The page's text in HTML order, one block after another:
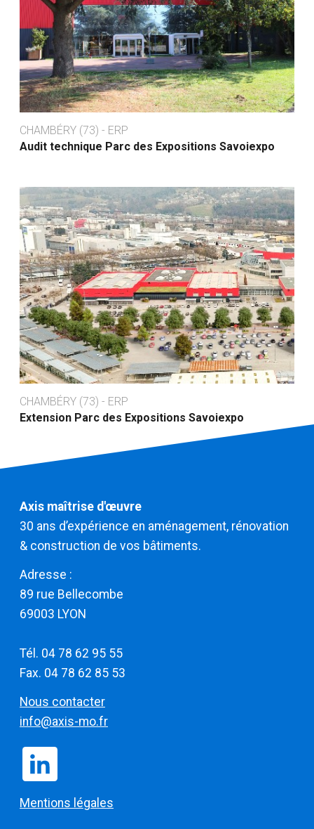
CHAMBÉRY (73) - ERP
Audit technique Parc des Expositions Savoiexpo
CHAMBÉRY (73) - ERP
Extension Parc des Expositions Savoiexpo
Axis maîtrise d'œuvre
30 ans d’expérience en aménagement, rénovation
& construction de vos bâtiments.
Adresse :
​​​​​​​89 rue Bellecombe
69003 LYON
Tél. 04 78 62 95 55
Fax. 04 78 62 85 53
Nous contacter
info@axis-mo.fr
Mentions légales